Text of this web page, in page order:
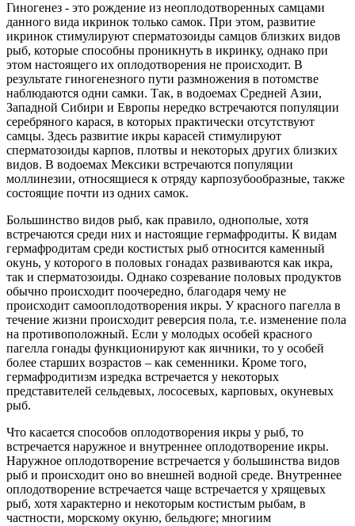
Гиногенез - это рождение из неоплодотворенных самцами
данного вида икринок только самок. При этом, развитие
икринок стимулируют сперматозоиды самцов близких видов
рыб, которые способны проникнуть в икринку, однако при
этом настоящего их оплодотворения не происходит. В
результате гиногенезного пути размножения в потомстве
наблюдаются одни самки. Так, в водоемах Средней Азии,
Западной Сибири и Европы нередко встречаются популяции
серебряного карася, в которых практически отсутствуют
самцы. Здесь развитие икры карасей стимулируют
сперматозоиды карпов, плотвы и некоторых других близких
видов. В водоемах Мексики встречаются популяции
моллинезии, относящиеся к отряду карпозубообразные, также
состоящие почти из одних самок.
Большинство видов рыб, как правило, однополые, хотя
встречаются среди них и настоящие гермафродиты. К видам
гермафродитам среди костистых рыб относится каменный
окунь, у которого в половых гонадах развиваются как икра,
так и сперматозоиды. Однако созревание половых продуктов
обычно происходит поочередно, благодаря чему не
происходит самооплодотворения икры. У красного пагелла в
течение жизни происходит реверсия пола, т.е. изменение пола
на противоположный. Если у молодых особей красного
пагелла гонады функционируют как яичники, то у особей
более старших возрастов – как семенники. Кроме того,
гермафродитизм изредка встречается у некоторых
представителей сельдевых, лососевых, карповых, окуневых
рыб.
Что касается способов оплодотворения икры у рыб, то
встречается наружное и внутреннее оплодотворение икры.
Наружное оплодотворение встречается у большинства видов
рыб и происходит оно во внешней водной среде. Внутреннее
оплодотворение встречается чаще встречается у хрящевых
рыб, хотя характерно и некоторым костистым рыбам, в
частности, морскому окуню, бельдюге; многиим